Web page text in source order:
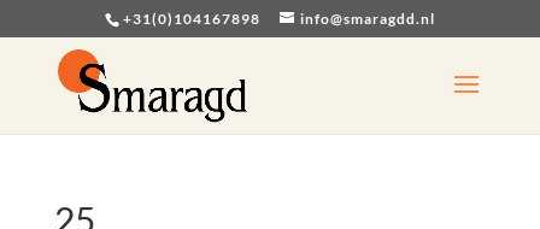
+31(0)104167898 info@smaragdd.nl
25